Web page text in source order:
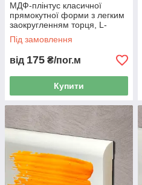
МДФ-плінтус класичної
прямокутної форми з легким
заокругленням торця, L-
2,07м.
Під замовлення
від 175 ₴/пог.м
Купити